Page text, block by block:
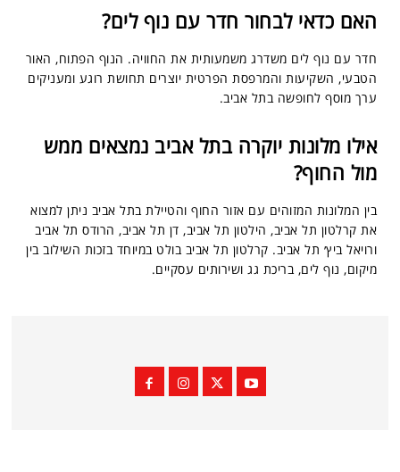
האם כדאי לבחור חדר עם נוף לים?
חדר עם נוף לים משדרג משמעותית את החוויה. הנוף הפתוח, האור
הטבעי, השקיעות והמרפסת הפרטית יוצרים תחושת רוגע ומעניקים
ערך מוסף לחופשה בתל אביב.
אילו מלונות יוקרה בתל אביב נמצאים ממש
מול החוף?
בין המלונות המזוהים עם אזור החוף והטיילת בתל אביב ניתן למצוא
את קרלטון תל אביב, הילטון תל אביב, דן תל אביב, הרודס תל אביב
ורויאל ביץ׳ תל אביב. קרלטון תל אביב בולט במיוחד בזכות השילוב בין
מיקום, נוף לים, בריכת גג ושירותים עסקיים.